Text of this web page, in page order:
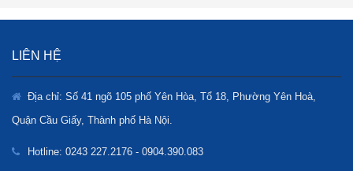
LIÊN HỆ
Địa chỉ: Số 41 ngõ 105 phố Yên Hòa, Tổ 18, Phường Yên Hoà,
Quận Cầu Giấy, Thành phố Hà Nội.
Hotline: 0243 227.2176 - 0904.390.083